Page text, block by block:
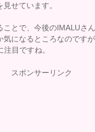
せています。
ことで、今後のIMALUさ
気になるところなのです
目ですね。
スポンサーリンク